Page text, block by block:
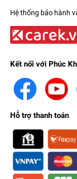
Hệ thống bảo hành
Kết nối với Phúc
Hỗ trợ thanh toán